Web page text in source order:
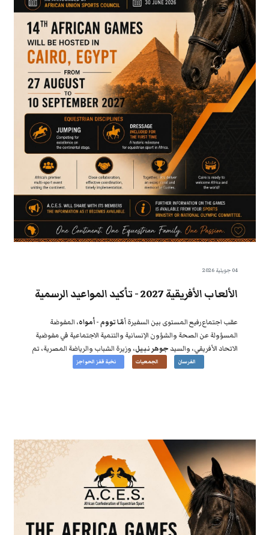
04 جويلية 2026
الألعاب الأفريقية 2027 - تأكيد المواعيد الرسمية
عقب اجتماع رفيع المستوى بين السفيرة أمّا تووم - أمواه، المفوضة
المسؤولة عن الصحة والشؤون الإنسانية والتنمية الاجتماعية في مفوضية
الاتحاد الأفريقي، والسيدجوهر نبيل، وزيرة الشباب والرياضة المصرية، تم
تأكيد مواعيد دورة الألعاب الأفريقية الرابعة عشرة التي ستُقام في القاهرة،
الفرسان الجمعيات نخبة قفز الحواجز